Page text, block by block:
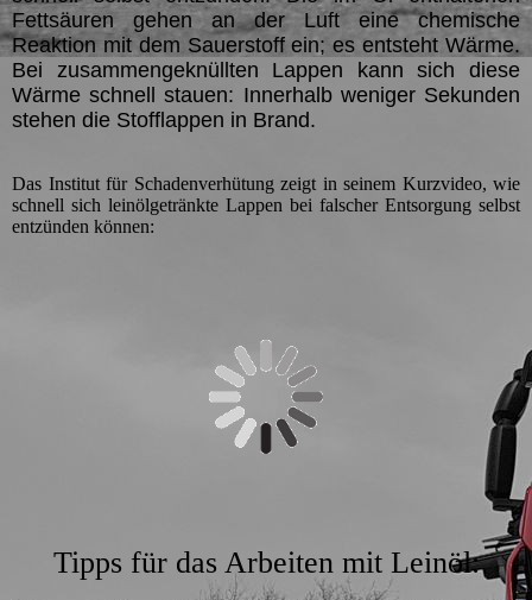
Fettsäuren gehen an der Luft eine chemische
Reaktion mit dem Sauerstoff ein; es entsteht Wärme.
Bei zusammengeknüllten Lappen kann sich diese
Wärme schnell stauen: Innerhalb weniger Sekunden
stehen die Stofflappen in Brand.
Das Institut für Schadenverhütung zeigt in seinem Kurzvideo, wie
schnell sich leinölgetränkte Lappen bei falscher Entsorgung selbst
entzünden können:
Tipps für das Arbeiten mit Leinöl: